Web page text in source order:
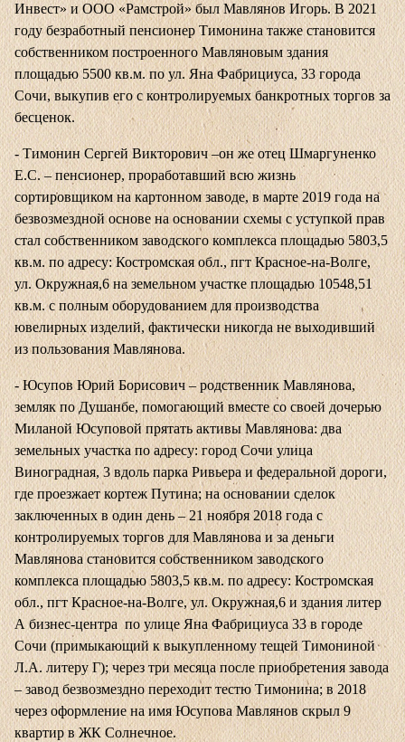
Инвест» и ООО «Рамстрой» был Мавлянов Игорь. В 2021
году безработный пенсионер Тимонина также становится
собственником построенного Мавляновым здания
площадью 5500 кв.м. по ул. Яна Фабрициуса, 33 города
Сочи, выкупив его с контролируемых банкротных торгов за
бесценок.
- Тимонин Сергей Викторович –он же отец Шмаргуненко
Е.С. – пенсионер, проработавший всю жизнь
сортировщиком на картонном заводе, в марте 2019 года на
безвозмездной основе на основании схемы с уступкой прав
стал собственником заводского комплекса площадью 5803,5
кв.м. по адресу: Костромская обл., пгт Красное-на-Волге,
ул. Окружная,6 на земельном участке площадью 10548,51
кв.м. с полным оборудованием для производства
ювелирных изделий, фактически никогда не выходивший
из пользования Мавлянова.
- Юсупов Юрий Борисович – родственник Мавлянова,
земляк по Душанбе, помогающий вместе со своей дочерью
Миланой Юсуповой прятать активы Мавлянова: два
земельных участка по адресу: город Сочи улица
Виноградная, 3 вдоль парка Ривьера и федеральной дороги,
где проезжает кортеж Путина; на основании сделок
заключенных в один день – 21 ноября 2018 года с
контролируемых торгов для Мавлянова и за деньги
Мавлянова становится собственником заводского
комплекса площадью 5803,5 кв.м. по адресу: Костромская
обл., пгт Красное-на-Волге, ул. Окружная,6 и здания литер
А бизнес-центра по улице Яна Фабрициуса 33 в городе
Сочи (примыкающий к выкупленному тещей Тимониной
Л.А. литеру Г); через три месяца после приобретения завода
– завод безвозмездно переходит тестю Тимонина; в 2018
через оформление на имя Юсупова Мавлянов скрыл 9
квартир в ЖК Солнечное.